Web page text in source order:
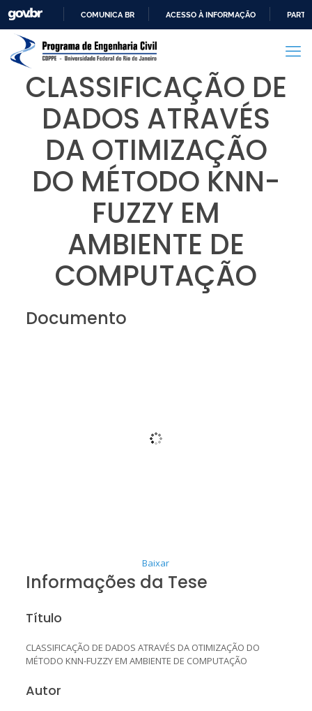
PARA
CONTEÚDO
COMUNICA BR ACESSO À INFORMAÇÃO
CLASSIFICAÇÃO DE
DADOS ATRAVÉS
DA OTIMIZAÇÃO
DO MÉTODO KNN-
FUZZY EM
AMBIENTE DE
COMPUTAÇÃO
Documento
Baixar
Informações da Tese
Título
CLASSIFICAÇÃO DE DADOS ATRAVÉS DA OTIMIZAÇÃO DO
MÉTODO KNN-FUZZY EM AMBIENTE DE COMPUTAÇÃO
Autor